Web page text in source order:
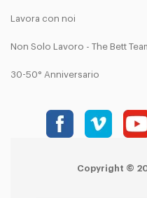
Lavora con noi
Non Solo Lavoro - The Bett
30-50° Anniversario
Copyright ©